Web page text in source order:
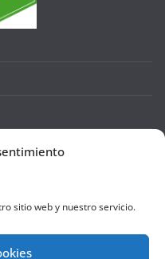
sitio web y nuestro servicio.